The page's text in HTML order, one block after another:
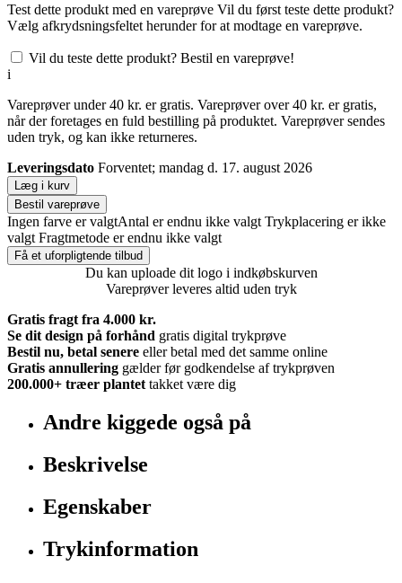
Test dette produkt med en vareprøve Vil du først teste dette produkt?
Vælg afkrydsningsfeltet herunder for at modtage en vareprøve.
Vil du teste dette produkt? Bestil en vareprøve!
i
Vareprøver under 40 kr. er gratis. Vareprøver over 40 kr. er gratis,
når der foretages en fuld bestilling på produktet. Vareprøver sendes
uden tryk, og kan ikke returneres.
Leveringsdato Forventet; mandag d. 17. august 2026
Læg i kurv
Bestil vareprøve
Ingen farve er valgtAntal er endnu ikke valgt Trykplacering er ikke
valgt Fragtmetode er endnu ikke valgt
Få et uforpligtende tilbud
Du kan uploade dit logo i indkøbskurven
Vareprøver leveres altid uden tryk
Gratis fragt fra 4.000 kr.
Se dit design på forhånd gratis digital trykprøve
Bestil nu, betal senere eller betal med det samme online
Gratis annullering gælder før godkendelse af trykprøven
200.000+ træer plantet takket være dig
Andre kiggede også på
Beskrivelse
Egenskaber
Trykinformation